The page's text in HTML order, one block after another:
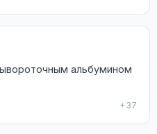
альбумином
+37